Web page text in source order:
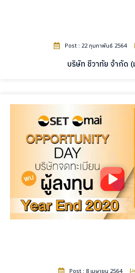
Post : 22 กุมภาพันธ์ 2564
บริษัท ชีวาทัย จำกัด
Post : 8 เมษายน 2564